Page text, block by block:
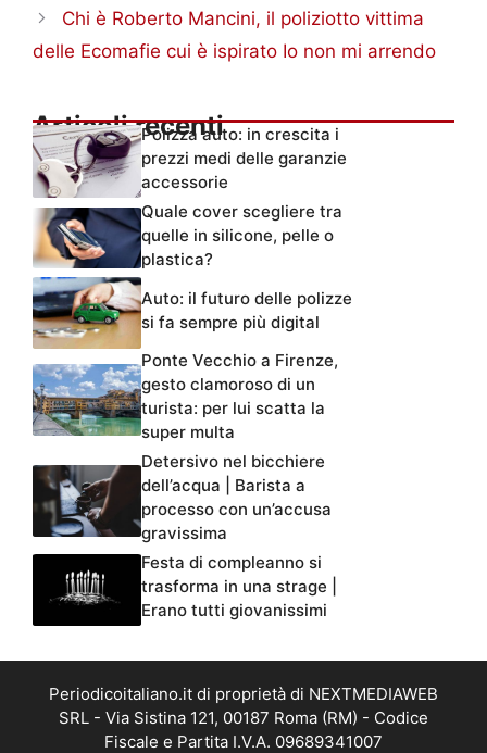
Chi è Roberto Mancini, il poliziotto vittima
delle Ecomafie cui è ispirato Io non mi arrendo
Articoli recentiPolizza auto: in crescita i
prezzi medi delle garanzie
accessorie
Quale cover scegliere tra
quelle in silicone, pelle o
plastica?
Auto: il futuro delle polizze
si fa sempre più digital
Ponte Vecchio a Firenze,
gesto clamoroso di un
turista: per lui scatta la
super multa
Detersivo nel bicchiere
dell’acqua | Barista a
processo con un’accusa
gravissima
Festa di compleanno si
trasforma in una strage |
Erano tutti giovanissimi
Periodicoitaliano.it di proprietà di NEXTMEDIAWEB
SRL - Via Sistina 121, 00187 Roma (RM) - Codice
Fiscale e Partita I.V.A. 09689341007